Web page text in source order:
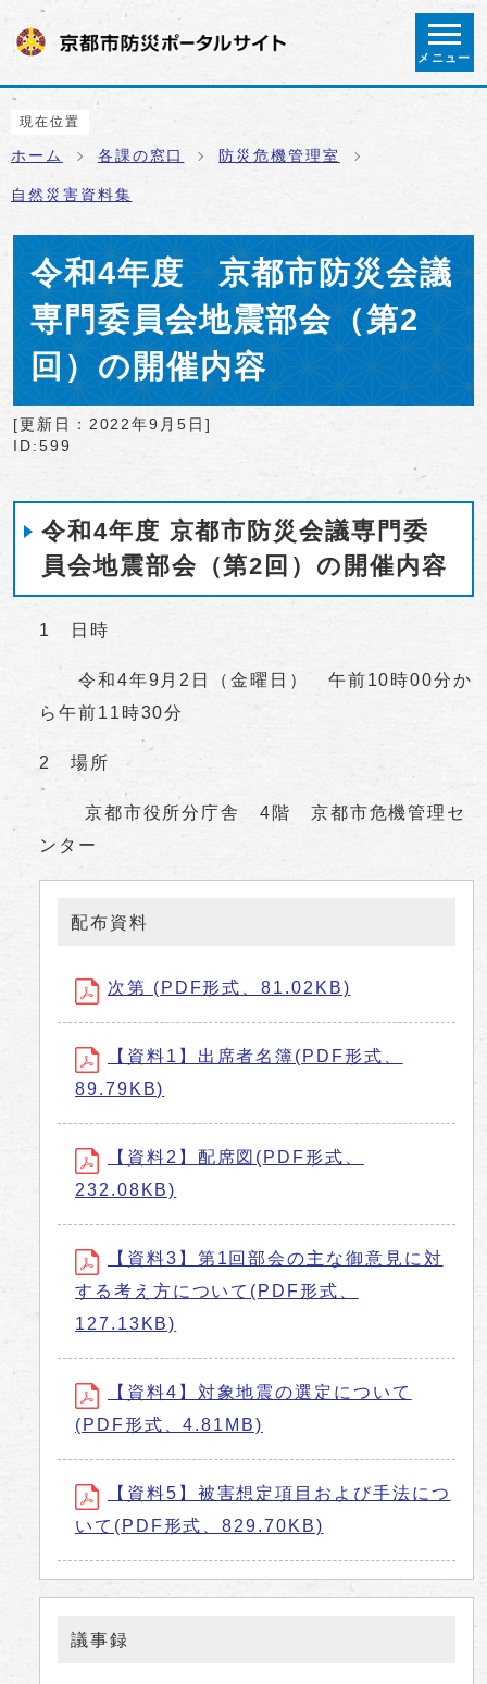
ページの先頭です
メニュー
ここから本文です
現在位置
ホーム 各課の窓口 防災危機管理室
自然災害資料集
令和4年度 京都市防災会議
専門委員会地震部会（第2
回）の開催内容
[更新日： 2022年9月5日 ]
ID:599
令和4年度 京都市防災会議専門委
員会地震部会（第2回）の開催内容
1 日時
令和4年9月2日（金曜日） 午前10時00分か
ら午前11時30分
2 場所
京都市役所分庁舎 4階 京都市危機管理セ
ンター
配布資料
次第 (PDF形式、81.02KB)
【資料1】出席者名簿(PDF形式、
89.79KB)
【資料2】配席図(PDF形式、
232.08KB)
【資料3】第1回部会の主な御意見に対
する考え方について(PDF形式、
127.13KB)
【資料4】対象地震の選定について
(PDF形式、4.81MB)
【資料5】被害想定項目および手法につ
いて(PDF形式、829.70KB)
議事録